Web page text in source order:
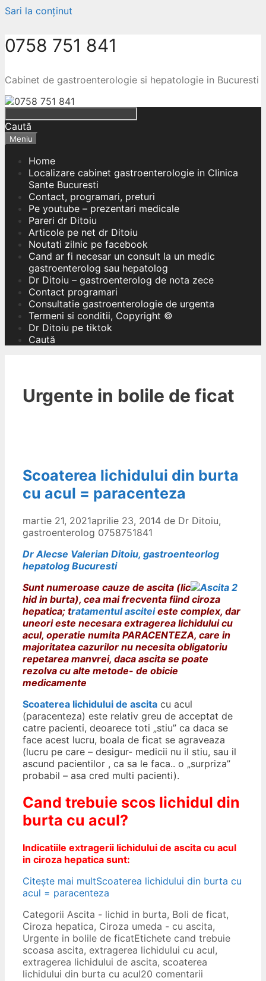
Sari la conținut
0758 751 841
Cabinet de gastroenterologie si hepatologie in Bucuresti
Caută
Meniu
Home
Localizare cabinet gastroenterologie in Clinica
Sante Bucuresti
Contact, programari, preturi
Pe youtube – prezentari medicale
Pareri dr Ditoiu
Articole pe net dr Ditoiu
Noutati zilnic pe facebook
Cand ar fi necesar un consult la un medic
gastroenterolog sau hepatolog
Dr Ditoiu – gastroenterolog de nota zece
Contact programari
Consultatie gastroenterologie de urgenta
Termeni si conditii, Copyright ©
Dr Ditoiu pe tiktok
Caută
Urgente in bolile de ficat
Scoaterea lichidului din burta
cu acul = paracenteza
martie 21, 2021aprilie 23, 2014 de Dr Ditoiu,
gastroenterolog 0758751841
Dr Alecse Valerian Ditoiu, gastroenteorlog
hepatolog Bucuresti
Sunt numeroase cauze de ascita (lic
hid in burta), cea mai frecventa fiind ciroza
hepatica; tratamentul asciteieste complex, dar
uneori este necesara extragerea lichidului cu
acul, operatie numita PARACENTEZA, care in
majoritatea cazurilor nu necesita obligatoriu
repetarea manvrei, daca ascita se poate
rezolva cu alte metode- de obicie
medicamente
Scoaterea lichidului de ascita cu acul
(paracenteza) este relativ greu de acceptat de
catre pacienti, deoarece toti „stiu” ca daca se
face acest lucru, boala de ficat se agraveaza
(lucru pe care – desigur- medicii nu il stiu, sau il
ascund pacientilor , ca sa le faca.. o „surpriza”
probabil – asa cred multi pacienti).
Cand trebuie scos lichidul din
burta cu acul?
Indicatiile extragerii lichidului de ascita cu acul
in ciroza hepatica sunt:
Citește mai multScoaterea lichidului din burta cu
acul = paracenteza
Categorii Ascita - lichid in burta, Boli de ficat,
Ciroza hepatica, Ciroza umeda - cu ascita,
Urgente in bolile de ficatEtichete cand trebuie
scoasa ascita, extragerea lichidului cu acul,
extragerea lichidului de ascita, scoaterea
lichidului din burta cu acul20 comentarii